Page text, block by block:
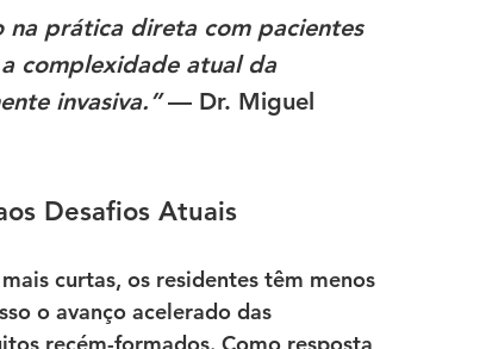
na prática direta com pacientes
complexidade atual da
invasiva.” — Dr. Miguel
Desafios Atuais
curtas, os residentes têm menos
o avanço acelerado das
recém-formados. Como resposta,